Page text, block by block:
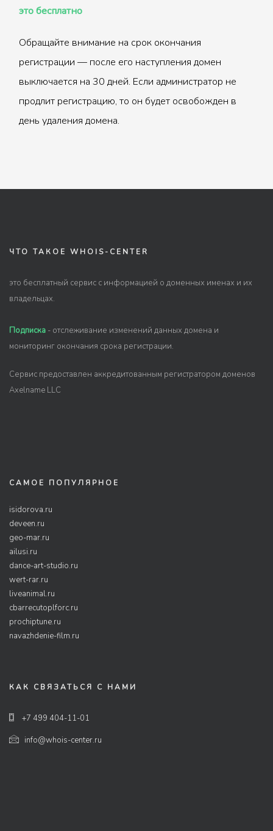
это бесплатно
Обращайте внимание на срок окончания
регистрации — после его наступления домен
выключается на 30 дней. Если администратор не
продлит регистрацию, то он будет освобожден в
день удаления домена.
ЧТО ТАКОЕ WHOIS-CENTER
это бесплатный сервис с информацией о доменных именах и их
владельцах.
Подписка - отслеживание изменений данных домена и
мониторинг окончания срока регистрации.
Сервис предоставлен аккредитованным регистратором доменов
Axelname LLC
САМОЕ ПОПУЛЯРНОЕ
isidorova.ru
deveen.ru
geo-mar.ru
ailusi.ru
dance-art-studio.ru
wert-rar.ru
liveanimal.ru
cbarrecutoplforc.ru
prochiptune.ru
navazhdenie-film.ru
КАК СВЯЗАТЬСЯ С НАМИ
+7 499 404-11-01
info@whois-center.ru